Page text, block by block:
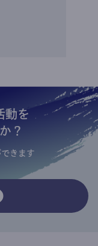
動を
？
きます